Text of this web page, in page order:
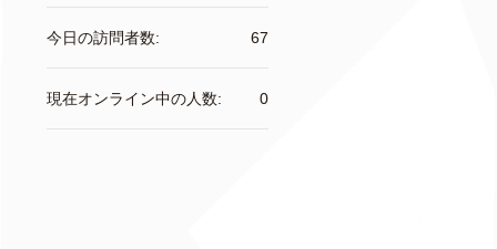
67
今日の訪問者数:
0
現在オンライン中の人数: